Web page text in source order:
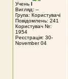
Учень I
Вигляд: --
Група: Користувачі
Повідомлень: 241
Користувач №:
1954
Реєстрація: 30-
November 04